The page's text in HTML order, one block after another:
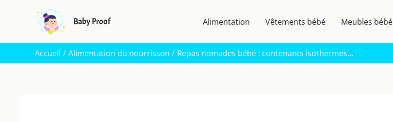
Baby Proof Alimentation Vêtements bébé Meubles bébé
Accueil Alimentation du nourrisson Repas nomades bébé : contenants isothermes…